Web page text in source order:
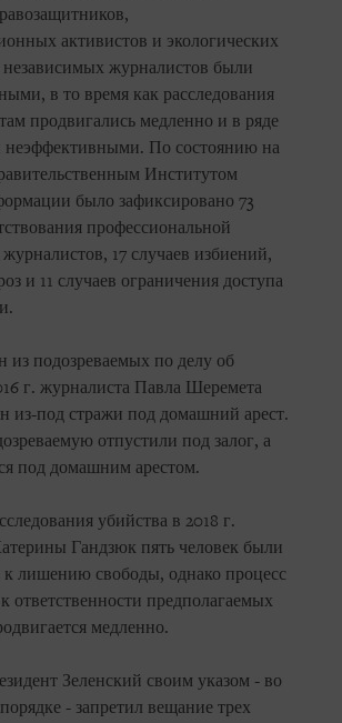
активистов и экологических
независимых журналистов были
в то время как расследования
продвигались медленно и в ряде
неэффективными. По состоянию на
Институтом
было зафиксировано 73
профессиональной
журналистов, 17 случаев избиений,
и 11 случаев ограничения доступа
из подозреваемых по делу об
г. журналиста Павла Шеремета
из-под стражи под домашний арест.
отпустили под залог, а
под домашним арестом.
убийства в 2018 г.
Гандзюк пять человек были
лишению свободы, однако процесс
ответственности предполагаемых
медленно.
Зеленский своим указом - во
- запретил вещание трех